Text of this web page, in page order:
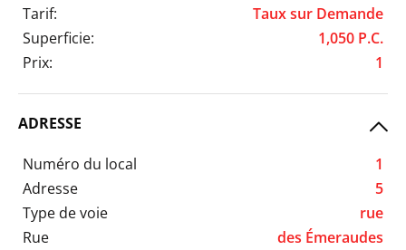
Tarif:
Taux sur Demande
Superficie:
1,050 P.C.
Prix:
1
ADRESSE
Numéro du local
1
Adresse
5
Type de voie
rue
Rue
des Émeraudes